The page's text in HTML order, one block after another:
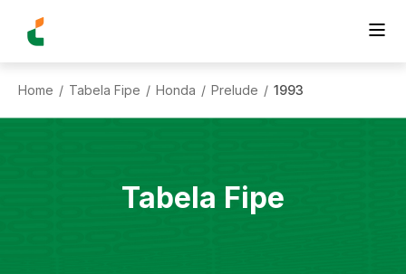
Home / Tabela Fipe / Honda / Prelude / 1993
Tabela Fipe